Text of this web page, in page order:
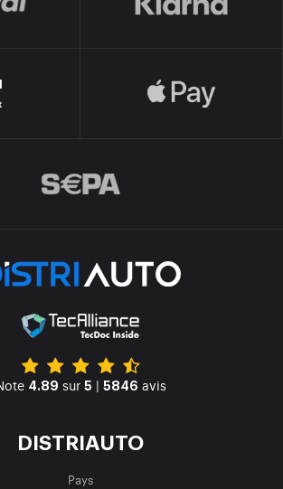
4.89 sur 5 | 5846 avis
DISTRIAUTO
Pays